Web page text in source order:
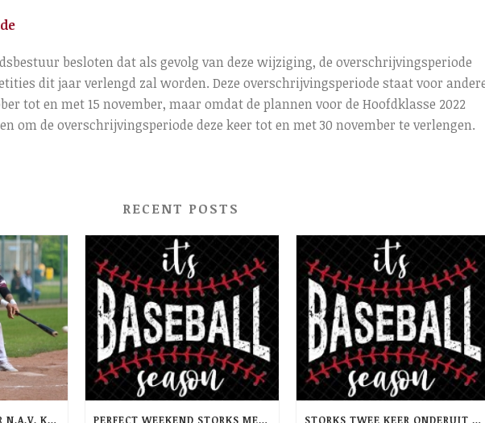
besloten dat als gevolg van deze wijziging, de overschrijvingsperiode
dit jaar verlengd zal worden. Deze overschrijvingsperiode staat voor
tot en met 15 november, maar omdat de plannen voor de Hoofdklasse 2022
om de overschrijvingsperiode deze keer tot en met 30 november te verlengen.
RECENT POSTS
MEDEDELING BESTUUR N.A.V. KRANTENARTIKEL AD PERFECT WEEKEND STORKS MET TWEEMAAL WINST OP RCH -PINQUINS STORKS TWEE KEER ONDERUIT TEGEN TRIDENTS NEPTUNUS